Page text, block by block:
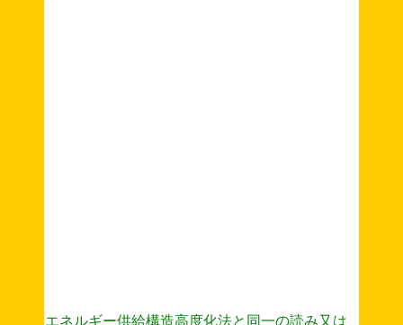
エネルギー供給構造高度化法と同一の読み又は